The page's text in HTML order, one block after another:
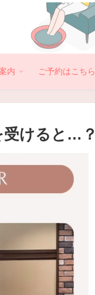
内 ご予約はこちら
受けると…？